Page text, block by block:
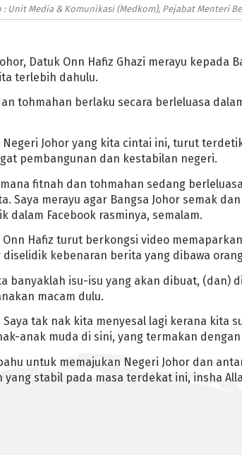
: Unit Media & Komunikasi (Medkom), Pejabat Menteri
Datuk Onn Hafiz Ghazi merayu kepada
terlebih dahulu.
tohmahan berlaku secara berleluasa
Negeri Johor yang kita cintai ini, turut
pembangunan dan kestabilan negeri.
fitnah dan tohmahan sedang
Saya merayu agar Bangsa Johor semak
dalam Facebook rasminya, semalam.
Hafiz turut berkongsi video
kebenaran berita yang dibawa
banyaklah isu-isu yang akan dibuat,
macam dulu.
Saya tak nak kita menyesal lagi kerana kita
anak muda di sini, yang termakan
untuk memajukan Negeri Johor dan
stabil pada masa terdekat ini, insha